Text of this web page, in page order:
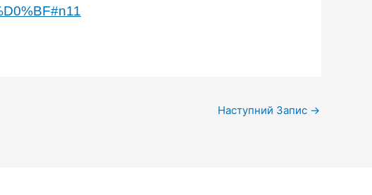
Наступний Запис →